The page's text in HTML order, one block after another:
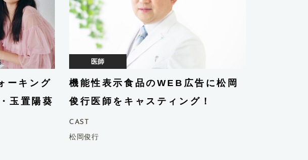
ーキング
玉置陽葵
医師
機能性表示食品のWEB広告に松岡
俊行医師をキャスティング！
CAST
松岡俊行